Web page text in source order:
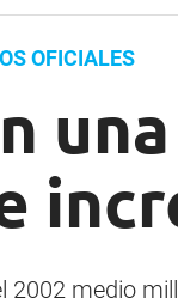
OFICIALES
2002 medio